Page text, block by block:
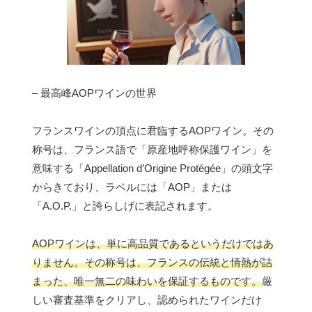
– 最高峰AOPワインの世界
フランスワインの頂点に君臨するAOPワイン。その
称号は、フランス語で「原産地呼称保護ワイン」を
意味する「Appellation d’Origine Protégée」の頭文字
からきており、ラベルには「AOP」または
「A.O.P.」と誇らしげに表記されます。
AOPワインは、単に高品質であるというだけではあ
りません。その称号は、フランスの伝統と情熱が詰
まった、唯一無二の味わいを保証するものです。厳
しい審査基準をクリアし、認められたワインだけ